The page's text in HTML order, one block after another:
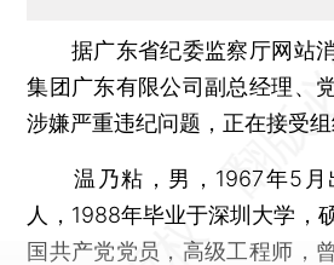
据广东省纪委监察厅网站消
集团广东有限公司副总经理、
涉嫌严重违纪问题，正在接受组
温乃粘，男，1967年5月
人，1988年毕业于深圳大学，
国共产党党员，高级工程师，